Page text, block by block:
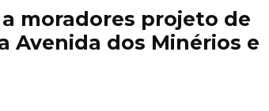
moradores projeto de
Avenida dos Minérios e